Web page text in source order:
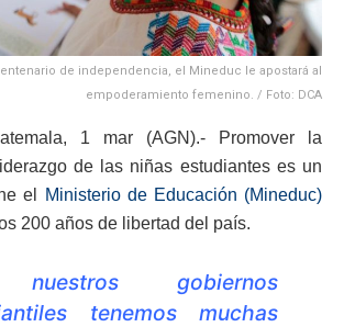
de independencia, el Mineduc le apostará al
empoderamiento femenino. / Foto: DCA
1 mar (AGN).- Promover la
de las niñas estudiantes es un
el
Ministerio de Educación (Mineduc)
200 años de libertad del país.
nuestros gobiernos
tenemos muchas